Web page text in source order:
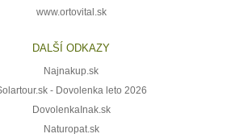
www.ortovital.sk
DALŠÍ ODKAZY
Najnakup.sk
- Dovolenka leto 2026
DovolenkaInak.sk
Naturopat.sk